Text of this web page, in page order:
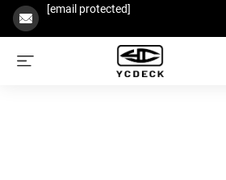
[email protected]